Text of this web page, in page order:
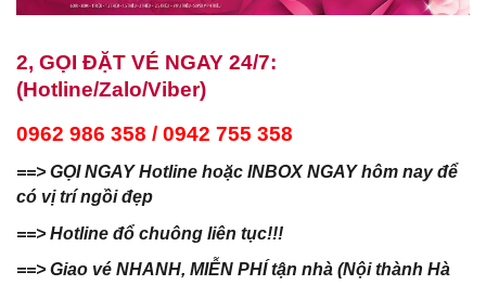
2, GỌI ĐẶT VÉ NGAY 24/7:
(Hotline/Zalo/Viber)
0962 986 358 / 0942 755 358
==> GỌI NGAY Hotline hoặc INBOX NGAY hôm nay để
có vị trí ngồi đẹp
==> Hotline đổ chuông liên tục!!!
==> Giao vé NHANH, MIỄN PHÍ tận nhà (Nội thành Hà